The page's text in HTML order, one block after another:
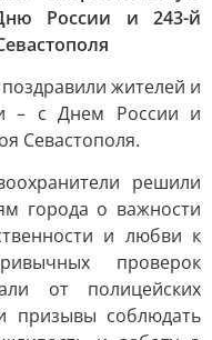
России и 243-й
жителей и
– с Днем России и
Севастополя.
решили
города о важности
и любви к
проверок
от полицейских
призывы соблюдать